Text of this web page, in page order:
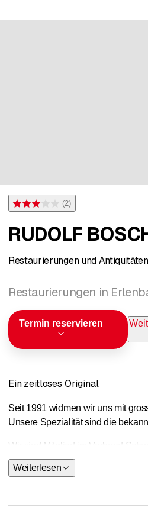
Bewertung 3 von 5 Sternen bei 2
(2)
RUDOLF
Restaurierungen und
Restaurierungen in
Termin reservieren
Ein zeitloses Original
Seit 1991 widmen wir uns mit
Unsere Spezialität sind die
Wir sind Mitglied im Verband
damit den Werterhalt unserer
HISTORISCHE MÖBEL
Weiterlesen